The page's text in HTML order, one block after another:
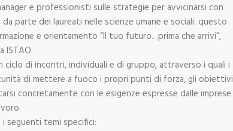
e professionisti sulle strategie per avvicinarsi con
parte dei laureati nelle scienze umane e sociali: questo
e orientamento “Il tuo futuro…prima che arrivi”,
ISTAO.
di incontri, individuali e di gruppo, attraverso i quali i
di mettere a fuoco i propri punti di forza, gli obiettivi
concretamente con le esigenze espresse dalle imprese
seguenti temi specifici: